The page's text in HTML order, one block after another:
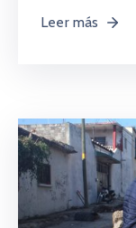
Leer más